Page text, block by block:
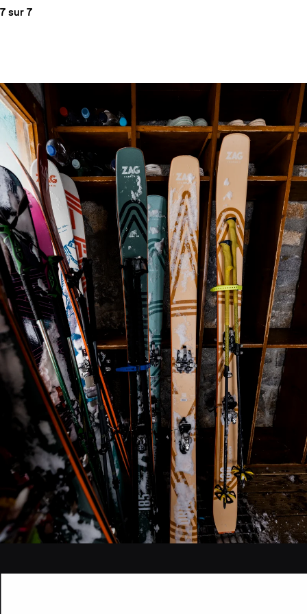
7 sur 7